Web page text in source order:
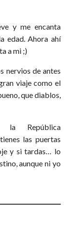
y me encanta
edad. Ahora ahí
a mi ;)
nervios de antes
viaje como el
que diablos,
la República
las puertas
y si tardas… lo
aunque ni yo